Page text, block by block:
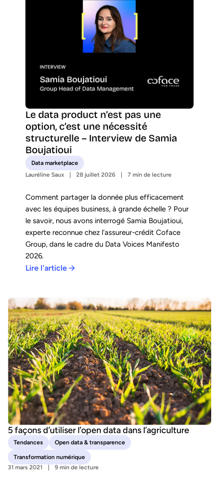
Le data product n’est pas une
option, c’est une nécessité
structurelle – Interview de Samia
Boujatioui
Data marketplace
Lauréline Saux
28 juillet 2026 7 min de lecture
Comment partager la donnée plus efficacement
avec les équipes business, à grande échelle ? Pour
le savoir, nous avons interrogé Samia Boujatioui,
experte reconnue chez l'assureur-crédit Coface
Group, dans le cadre du Data Voices Manifesto
2026.
Lire l'article
5 façons d’utiliser l’open data dans l’agriculture
Tendances Open data & transparence
Transformation numérique
31 mars 2021
9 min de lecture